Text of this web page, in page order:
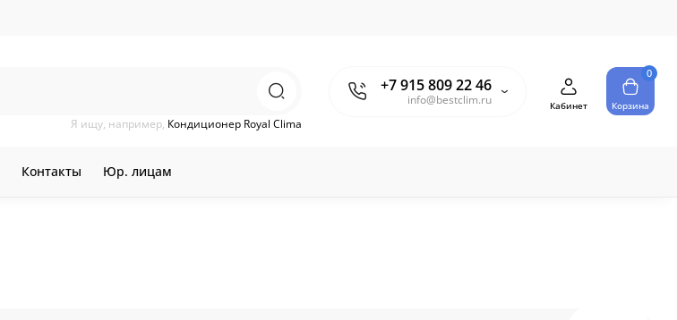
+7 915 809 22 46
info@bestclim.ru
Я ищу, например, Кондиционер Royal Clima
Кабинет
0
Корзина
Контакты Юр. лицам